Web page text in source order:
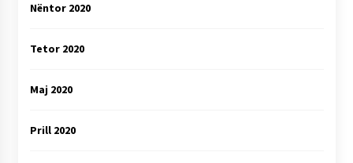
Nëntor 2020
Tetor 2020
Maj 2020
Prill 2020